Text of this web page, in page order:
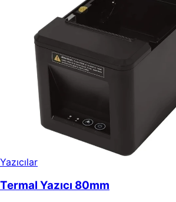
Yazıcılar
Termal Yazıcı 80mm